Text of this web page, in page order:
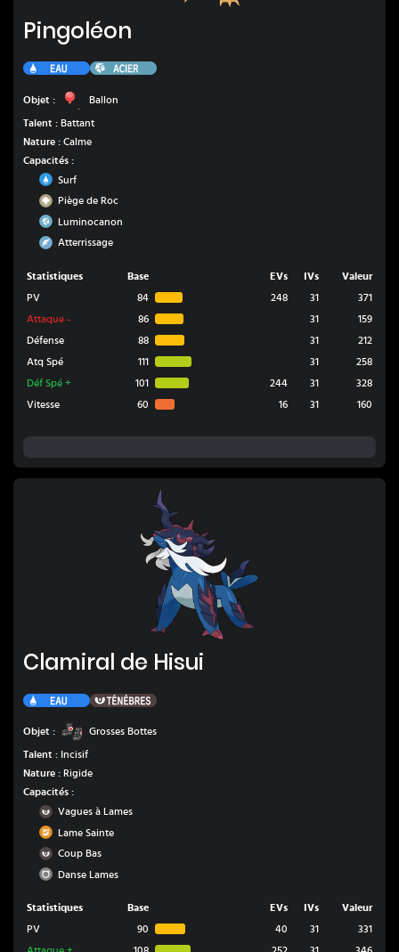
Pingoléon
Eau Acier
Objet : Ballon
Talent : Battant
Nature : Calme
Capacités :
Eau
Surf
Roche
Piège de Roc
Acier
Luminocanon
VolAtterrissage
Statistiques Base EVs IVs
Valeur
PV
84 248 31
371
Attaque - 86 31
159
Défense
88 31
212
Atq Spé
111 31
258
Déf Spé + 101 244 31
328
Vitesse
60 16 31 160
Clamiral de Hisui
Eau Ténèbres
Objet : Grosses Bottes
Talent : Incisif
Nature : Rigide
Capacités :
Ténèbres
Vagues à Lames
Combat
Lame Sainte
Ténèbres
Coup Bas
Normal
Danse Lames
Statistiques Base EVs IVs
Valeur
PV
90 40 31
331